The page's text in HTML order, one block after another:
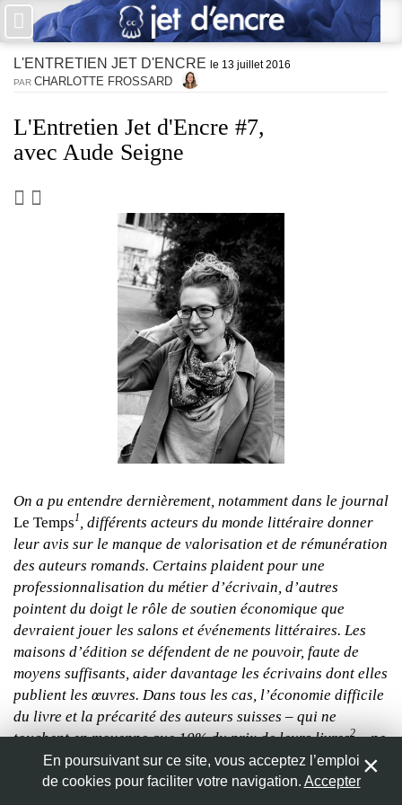
PAS DE COMMENTAIRES ×
Laisser une réponse
obligatoires sont indiqués avec *
Jet d'Encre vous prie d'inscrire vos commentaires dans un esprit
de dialogue et les limites du respect de chacun. Merci.
Commentaire
Adresse de messagerie*
Site web
Enregistrer mon nom, mon e-mail et mon site web dans le
navigateur pour mon prochain commentaire.
L'ENTRETIEN JET D'ENCRE le 13 juillet 2016
PAR CHARLOTTE FROSSARD
L'Entretien Jet d'Encre #7,
Avec Aude Seigne
On a pu entendre dernièrement, notamment dans le journal
Le Temps1, différents acteurs du monde littéraire donner
leur avis sur le manque de valorisation et de rémunération
des auteurs romands. Certains plaident pour une
professionnalisation du métier d’écrivain, d’autres
pointent du doigt le rôle de soutien économique que
devraient jouer les salons et événements littéraires. Les
maisons d’édition se défendent de ne pouvoir, faute de
moyens suffisants, aider davantage les écrivains dont elles
publient les œuvres. Dans tous les cas, l’économie difficile
du livre et la précarité des auteurs suisses – qui ne
touchent en moyenne que 10% du prix de leurs livres2– ne
font pas de doute.
Nous avons voulu aller à la rencontre de la jeunesse
En poursuivant sur ce site, vous acceptez l’emploi
de cookies pour faciliter votre navigation. Accepter